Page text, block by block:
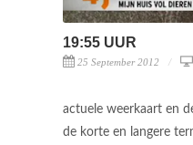
19:55 UUR
25 September 2012
actuele weerkaart en
de korte en langere